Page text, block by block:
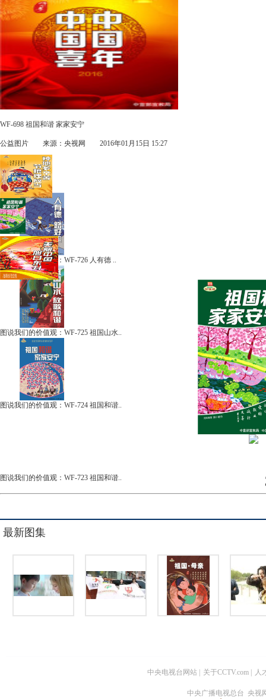
图说我们的价值观：WF-726 人有德 ..
图说我们的价值观：WF-725 祖国山水..
图说我们的价值观：WF-724 祖国和谐..
图说我们的价值观：WF-723 祖国和谐..
WF-698 祖国和谐 家家安宁
公益图片 来源：央视网 2016年01月15日 15:27
最新图集
中央电视台网站 关于CCTV.com 人
中央广播电视总台 央视